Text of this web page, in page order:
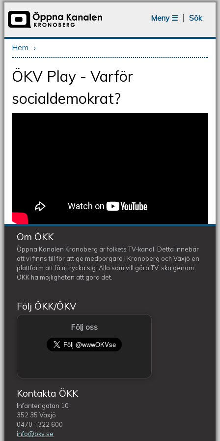
Meny ☰
Sök
Du är här
Hem ›
ÖKV Play - Varför
socialdemokrat?
Om ÖKK
Öppna Kanalen Kronoberg är folkets TV-kanal. Detta innebär
att vi finns till för att ge medborgare i Kronoberg och Växjö en
plattform att få uttrycka sig. Alla som vill göra TV, ska genom
ÖKK ha möjligheten att göra det.
Följ ÖKK/ÖKV
Följ oss
Kontakta ÖKK
Infanterigatan 10
352 35 Växjö
0470 - 322 600
info@okv.se